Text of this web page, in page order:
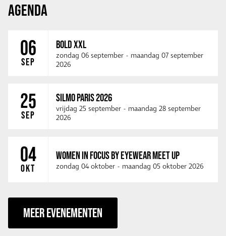
AGENDA
06
SEP
BOLD XXL
zondag 06 september - maandag 07 september
2026
25
SEP
SILMO PARIS 2026
vrijdag 25 september - maandag 28 september
2026
04
OKT
WOMEN IN FOCUS BY EYEWEAR MEET UP
zondag 04 oktober - maandag 05 oktober 2026
MEER EVENEMENTEN